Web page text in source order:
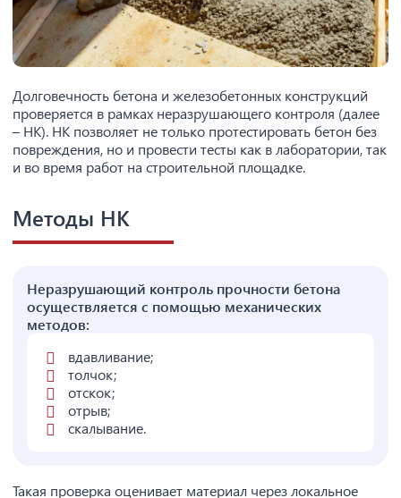
Долговечность бетона и железобетонных конструкций
проверяется в рамках неразрушающего контроля (далее
– НК). НК позволяет не только протестировать бетон без
повреждения, но и провести тесты как в лаборатории, так
и во время работ на строительной площадке.
Методы НК
Неразрушающий контроль прочности бетона
осуществляется с помощью механических
методов:
вдавливание;
толчок;
отскок;
отрыв;
скалывание.
Такая проверка оценивает материал через локальное